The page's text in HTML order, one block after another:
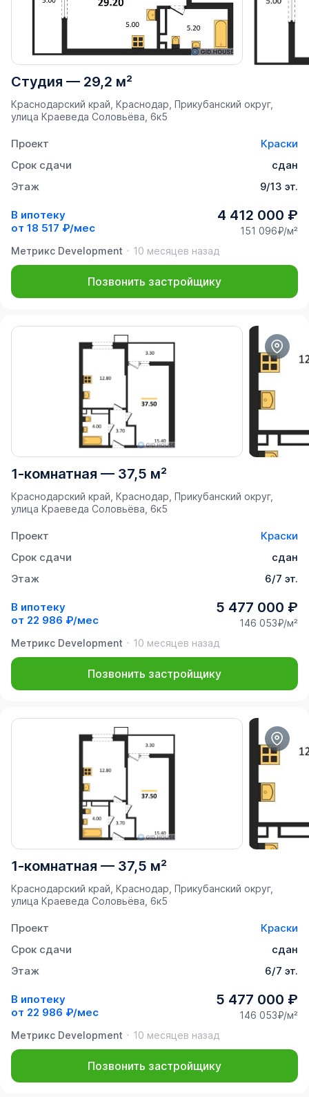
Студия — 29,2 м²
Краснодарский край, Краснодар, Прикубанский округ,
улица Краеведа Соловьёва, 6к5
Проект
Краски
Срок сдачи
сдан
Этаж
9/13 эт.
В ипотеку
от 18 517 ₽/мес
4 412 000 ₽
151 096₽/м²
Метрикс Development
10 месяцев назад
Позвонить застройщику
1-комнатная — 37,5 м²
Краснодарский край, Краснодар, Прикубанский округ,
улица Краеведа Соловьёва, 6к5
Проект
Краски
Срок сдачи
сдан
Этаж
6/7 эт.
В ипотеку
от 22 986 ₽/мес
5 477 000 ₽
146 053₽/м²
Метрикс Development
10 месяцев назад
Позвонить застройщику
1-комнатная — 37,5 м²
Краснодарский край, Краснодар, Прикубанский округ,
улица Краеведа Соловьёва, 6к5
Проект
Краски
Срок сдачи
сдан
Этаж
6/7 эт.
В ипотеку
от 22 986 ₽/мес
5 477 000 ₽
146 053₽/м²
Метрикс Development
10 месяцев назад
Позвонить застройщику